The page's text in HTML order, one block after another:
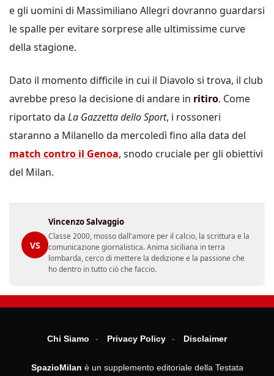
e gli uomini di Massimiliano Allegri dovranno guardarsi
le spalle per evitare sorprese alle ultimissime curve
della stagione.
Dato il momento difficile in cui il Diavolo si trova, il club
avrebbe preso la decisione di andare in ritiro. Come
riportato da La Gazzetta dello Sport, i rossoneri
staranno a Milanello da mercoledì fino alla data del
match contro il Genoa, snodo cruciale per gli obiettivi
del Milan.
VS
Vincenzo Salvaggio
Classe 2000, mosso dall'amore per il calcio, la scrittura e la
comunicazione giornalistica. Anima siciliana in terra
lombarda, cerco di mettere la dedizione e la passione che
ho dentro in tutto ciò che faccio.
Chi Siamo Privacy Policy Disclaimer
SpazioMilan è un supplemento editoriale della Testata